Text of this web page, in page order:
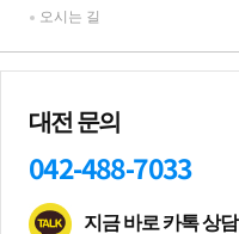
오시는 길
대전 문의
042-488-7033
지금 바로 카톡 상담